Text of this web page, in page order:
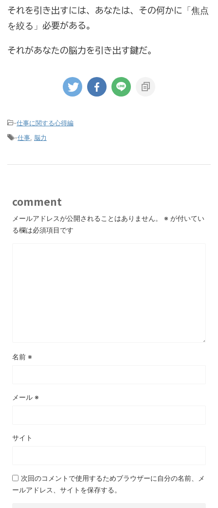
それを引き出すには、あなたは、その何かに
「焦点
を絞る」 必要がある。
それがあなたの脳力を引き出す鍵だ。
-仕事に関する心得編
-仕事 脳力
comment
メールアドレスが公開されることはありません。 ※ が付いてい
る欄は必須項目です
名前 ※
メール ※
サイト
次回のコメントで使用するためブラウザーに自分の名前、メ
ールアドレス、サイトを保存する。